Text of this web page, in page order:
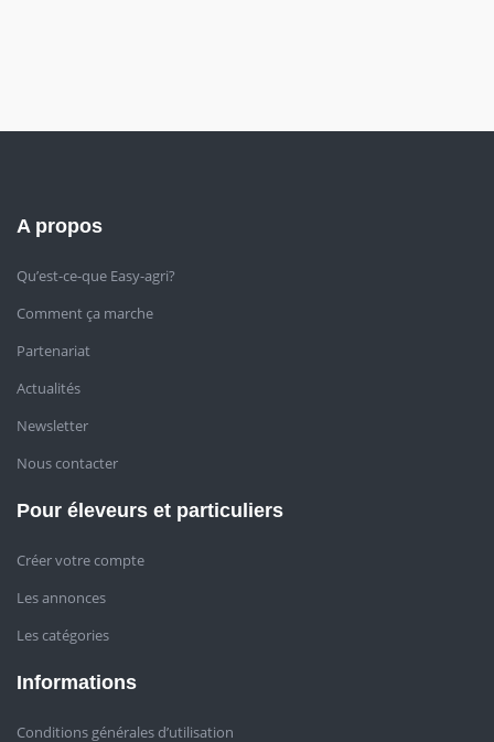
A propos
Qu’est-ce-que Easy-agri?
Comment ça marche
Partenariat
Actualités
Newsletter
Nous contacter
Pour éleveurs et particuliers
Créer votre compte
Les annonces
Les catégories
Informations
Conditions générales d’utilisation